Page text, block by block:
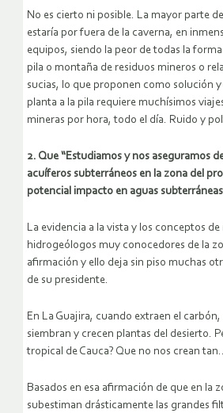
No es cierto ni posible. La mayor parte
estaría por fuera de la caverna, en
equipos, siendo la peor de todas la
pila o montaña de residuos mineros o
sucias, lo que proponen como solución
planta a la pila requiere muchísimos
mineras por hora, todo el día. Ruido y
2. Que “Estudiamos y nos aseguramos
acuíferos subterráneos en la zona del
potencial impacto en aguas
La evidencia a la vista y los conceptos
hidrogeólogos muy conocedores de la
afirmación y ello deja sin piso muchas
de su presidente.
En La Guajira, cuando extraen el carbón,
siembran y crecen plantas del desierto.
tropical de Cauca? Que no nos crean
Basados en esa afirmación de que en la
subestiman drásticamente las grandes